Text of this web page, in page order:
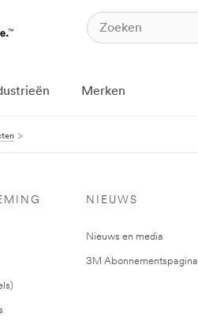
Merken
NIEUWS
Nieuws en media
3M Abonnementspagina